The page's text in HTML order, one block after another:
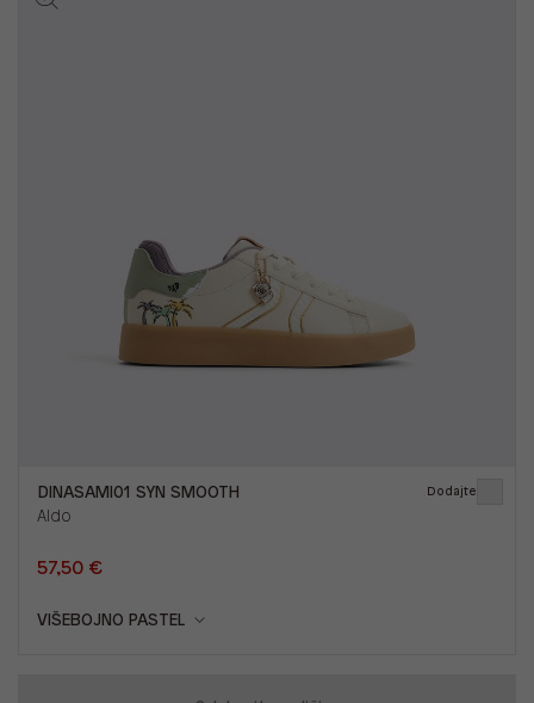
DINASAMI01 SYN SMOOTH
Aldo
57,50 €
VIŠEBOJNO PASTEL
Dodajte